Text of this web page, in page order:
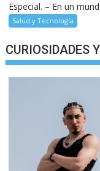
Especial. – En un
Salud y Tecnología
CURIOSIDADES